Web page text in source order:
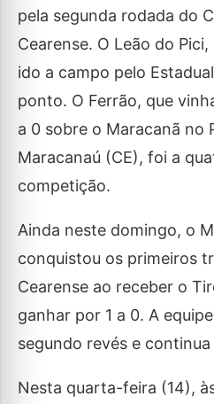
pela segunda rodada do
Cearense. O Leão do
ido a campo pelo
ponto. O Ferrão, que
a 0 sobre o Maracanã no
Maracanaú (CE), foi a
competição.
Ainda neste domingo, o
conquistou os primeiros
Cearense ao receber o
ganhar por 1 a 0. A
segundo revés e
Nesta quarta-feira (14),